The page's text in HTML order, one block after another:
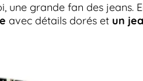
une grande fan des jeans.
avec détails dorés et un